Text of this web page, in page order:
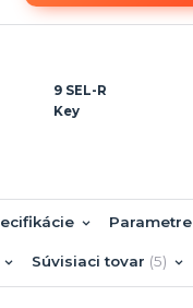
9 SEL-R
Key
Parametre
Súvisiaci tovar 5